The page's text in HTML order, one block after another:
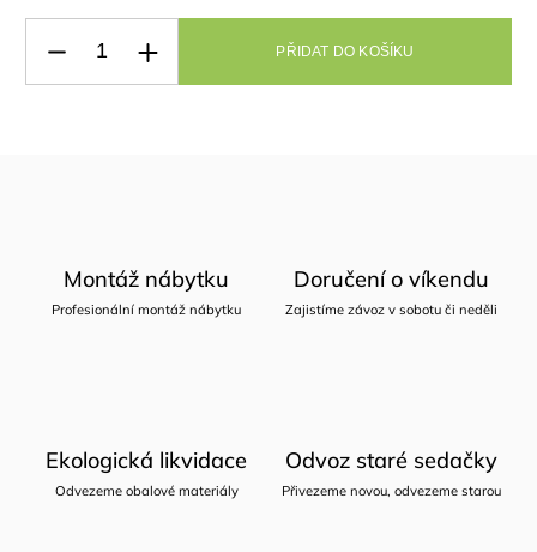
PŘIDAT DO KOŠÍKU
Montáž nábytku
Profesionální montáž nábytku
Doručení o víkendu
Zajistíme závoz v sobotu či neděli
Ekologická likvidace
Odvezeme obalové materiály
Odvoz staré sedačky
Přivezeme novou, odvezeme starou